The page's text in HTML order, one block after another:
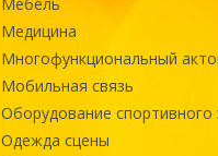
Медицина
Многофункциональный
Мобильная связь
Оборудование спортивного
Одежда сцены